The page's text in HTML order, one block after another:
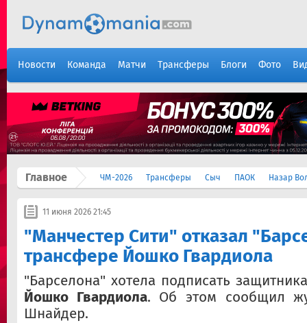
Новости Команда Матчи Трансферы Блоги Фото
Главное ЧМ-2026 Трансферы Сыч ПАОК Назар
11 июня 2026 21:45
"Манчестер Сити" отказал
трансфере Йошко Гвардиола
"Барселона" хотела подписать
Йошко Гвардиола. Об этом сообщил
Шнайдер.